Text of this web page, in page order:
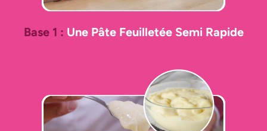
Base 1 : Une Pâte Feuilletée Semi Rapide